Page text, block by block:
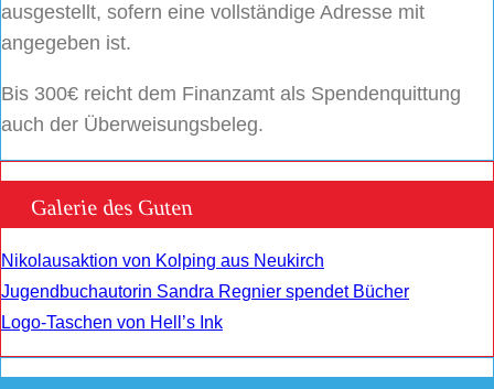
ausgestellt, sofern eine vollständige Adresse mit
angegeben ist.
Bis 300€ reicht dem Finanzamt als Spendenquittung
auch der Überweisungsbeleg.
Galerie des Guten
Nikolausaktion von Kolping aus Neukirch
Jugendbuchautorin Sandra Regnier spendet Bücher
Logo-Taschen von Hell’s Ink